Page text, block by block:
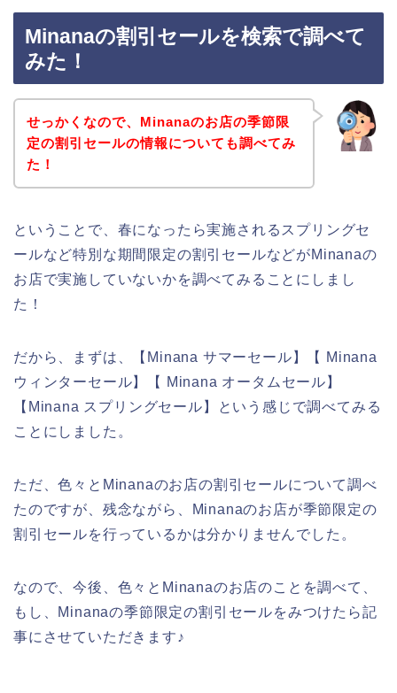
Minanaの割引セールを検索で調べて
みた！
せっかくなので、Minanaのお店の季節限
定の割引セールの情報についても調べてみ
た！
ということで、春になったら実施されるスプリングセ
ールなど特別な期間限定の割引セールなどがMinanaの
お店で実施していないかを調べてみることにしまし
た！
だから、まずは、【Minana サマーセール】【 Minana
ウィンターセール】【 Minana オータムセール】
【Minana スプリングセール】という感じで調べてみる
ことにしました。
ただ、色々とMinanaのお店の割引セールについて調べ
たのですが、残念ながら、Minanaのお店が季節限定の
割引セールを行っているかは分かりませんでした。
なので、今後、色々とMinanaのお店のことを調べて、
もし、Minanaの季節限定の割引セールをみつけたら記
事にさせていただきます♪